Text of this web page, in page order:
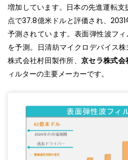
増加しています。日本の先進運転
点で37.8億米ドルと評価され、
予測されています。表面弾性波フ
を予測。日清紡マイクロデバイス株
株式会社村田製作所、京セラ株式会
ィルターの主要メーカーです。